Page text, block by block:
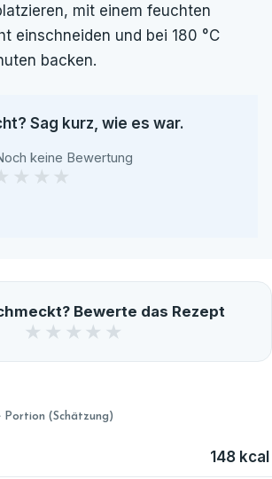
mit einem feuchten
einschneiden und bei 180 °C
backen.
Sag kurz, wie es war.
keine Bewertung
★ ★ ★
Bewerte das Rezept
★ ★ ★ ★ ★
Portion (Schätzung)
148 kcal